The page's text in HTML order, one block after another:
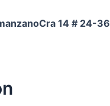
Cra 14 # 24-36